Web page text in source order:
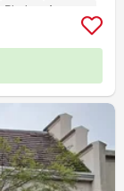
Piscina
Ascensor